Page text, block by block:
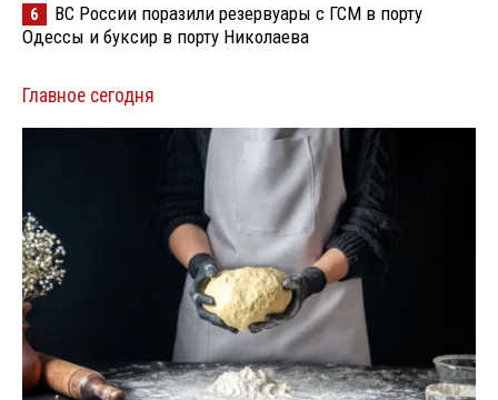
6
ВС России поразили резервуары с ГСМ в порту
Одессы и буксир в порту Николаева
Главное сегодня